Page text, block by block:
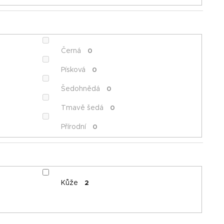
Černá 0
Písková 0
Šedohnědá 0
Tmavě šedá 0
Přírodní 0
Kůže 2